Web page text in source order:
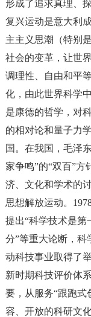
形成了追求真理、
复兴运动是意大利
主主义思潮（特别
社会的变革，让世
调理性、自由和平
化，由此世界科学
是康德的哲学，对
的相对论和量子力
国。在我国，毛泽
家争鸣”的“双百”
济、文化和学术的
思想解放运动。
提出“科学技术是第
分”等重大论断，科
动科技事业取得了
新时期科技评价体
要，从服务“跟跑式
容、开放的科研文化